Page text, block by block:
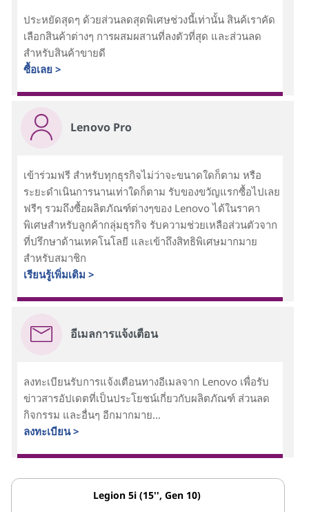
ประหยัดสุดๆ ด้วยส่วนลดสุดพิเศษช่วงนี้เท่านั้น สินค้เราคัด
เลือกสินค้าต่างๆ การผสมผสานที่ลงตัวที่สุด และส่วนลด
สำหรับสินค้าขายดี
ซื้อเลย >
Lenovo Pro
เข้าร่วมฟรี สำหรับทุกธุรกิจไม่ว่าจะขนาดใดก็ตาม หรือ
ระยะดำเนินการนานเท่าใดก็ตาม รับของขวัญแรกซื้อไปเลย
ฟรีๆ รวมถึงซื้อผลิตภัณฑ์ต่างๆของ Lenovo ได้ในราคา
พิเศษสำหรับลูกค้ากลุ่มธุรกิจ รับความช่วยเหลือส่วนตัวจาก
ที่ปรึกษาด้านเทคโนโลยี และเข้าถึงสิทธิพิเศษมากมาย
สำหรับสมาชิก
เรียนรู้เพิ่มเติม >
อีเมลการแจ้งเตือน
ลงทะเบียนรับการแจ้งเตือนทางอีเมลจาก Lenovo เพื่อรับ
ข่าวสารอัปเดตที่เป็นประโยชน์เกี่ยวกับผลิตภัณฑ์ ส่วนลด
กิจกรรม และอื่นๆ อีกมากมาย...
ลงทะเบียน >
Legion 5i (15'', Gen 10)